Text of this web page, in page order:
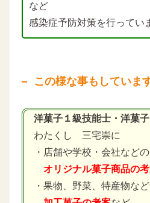
など
感染症予防対策を行ってい
この様な事もしていま
洋菓子１級技能士・洋菓
わたくし 三宅崇に
・店舗や学校・会社などの
オリジナル菓子商品の
・果物、野菜、特産物な